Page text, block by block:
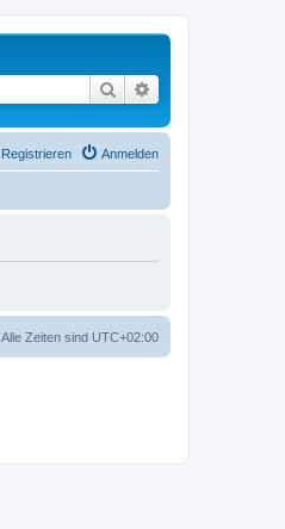
Suche
Anmelden
Registrieren
Alle Zeiten sind UTC+02:00